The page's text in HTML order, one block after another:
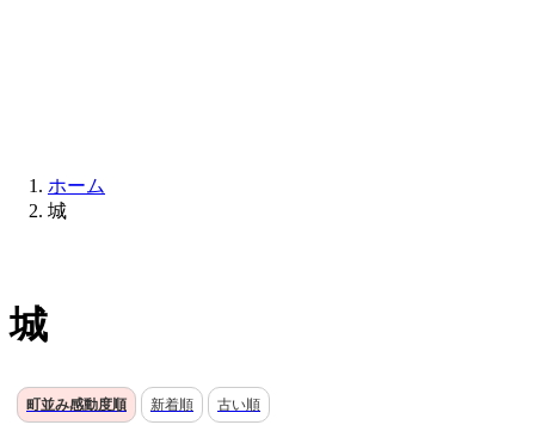
ホーム
城
城
町並み感動度順 新着順 古い順